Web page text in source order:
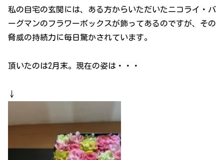
私の自宅の玄関には、ある方からいただいたニコライ・バ
ーグマンのフラワーボックスが飾ってあるのですが、その
脅威の持続力に毎日驚かされています。
頂いたのは2月末。現在の姿は・・・
↓